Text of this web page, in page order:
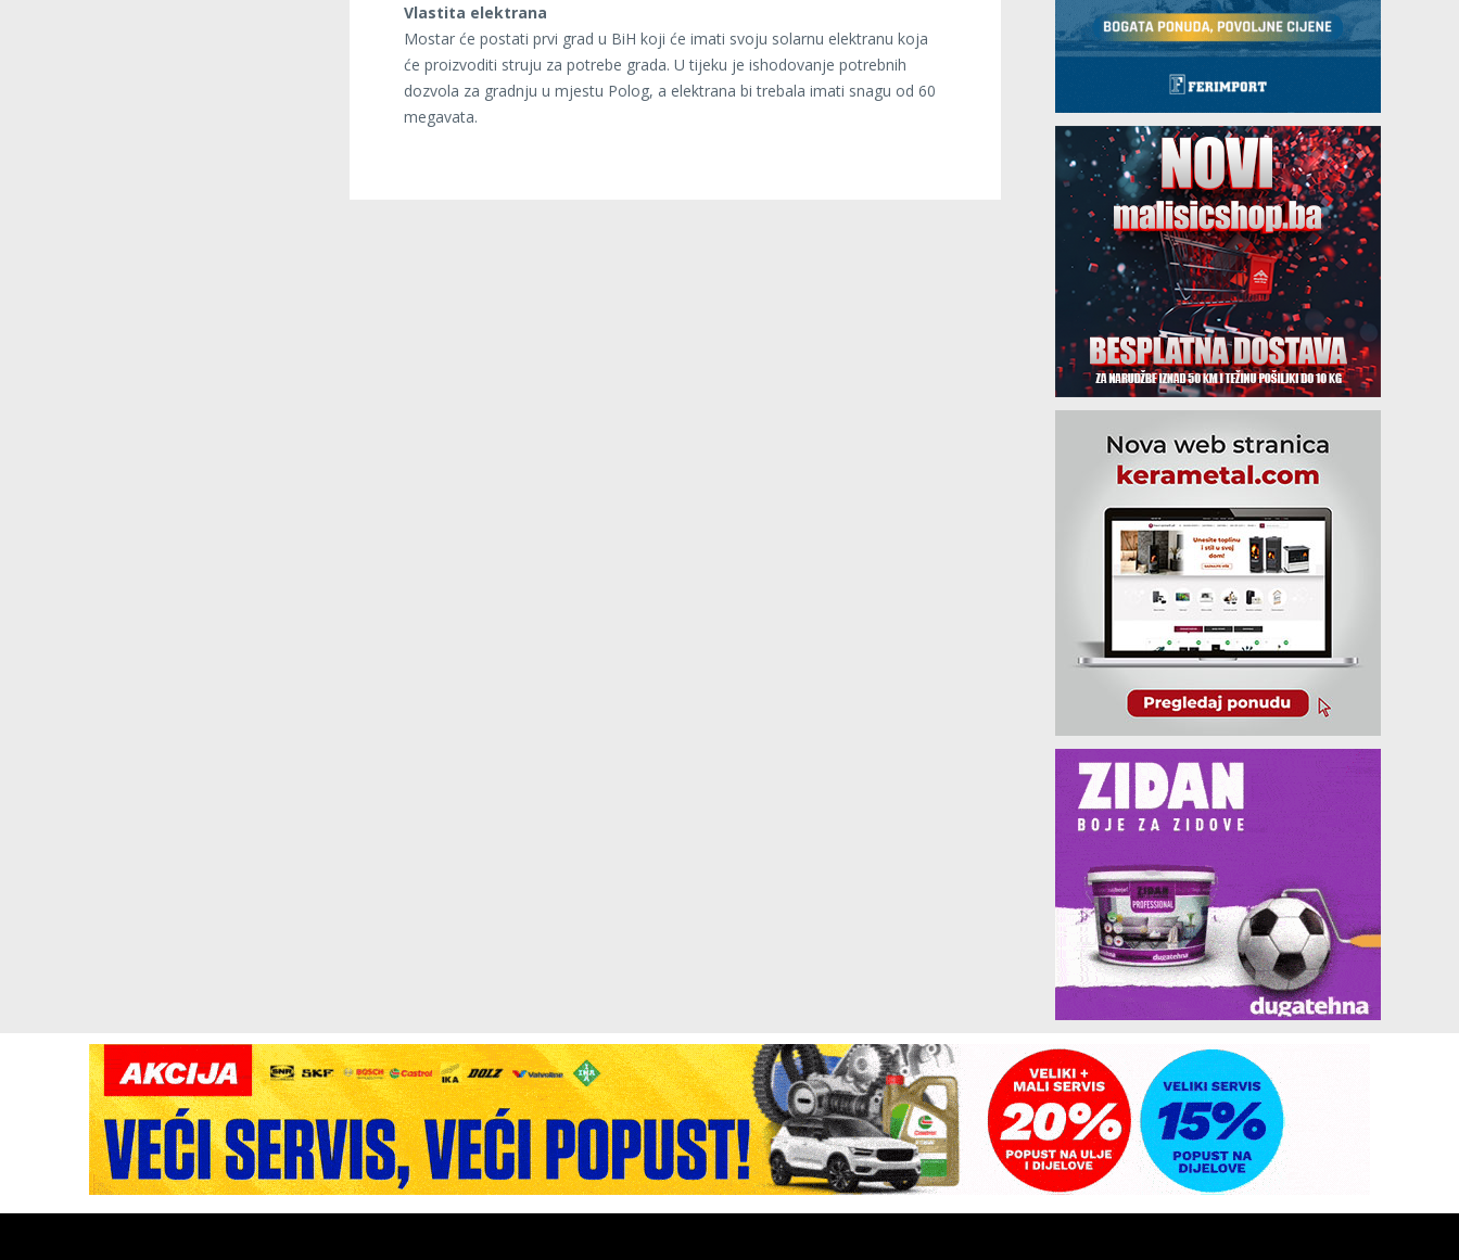
Vlastita elektrana
Mostar će postati prvi grad u BiH koji će imati svoju solarnu elektranu koja
će proizvoditi struju za potrebe grada. U tijeku je ishodovanje potrebnih
dozvola za gradnju u mjestu Polog, a elektrana bi trebala imati snagu od 60
megavata.